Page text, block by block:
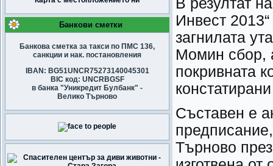
Банкови сметки
Банкова сметка за такси по ПМС 136,
санкции и нак. постановления
IBAN: BG51UNCR75273140045301
BIC код: UNCRBGSF
в банка "Уникредит Булбанк" -
Велико Търново
В резултат
Инвест
загнилата
Момин сбор,
покривната
Съставен е
Търново